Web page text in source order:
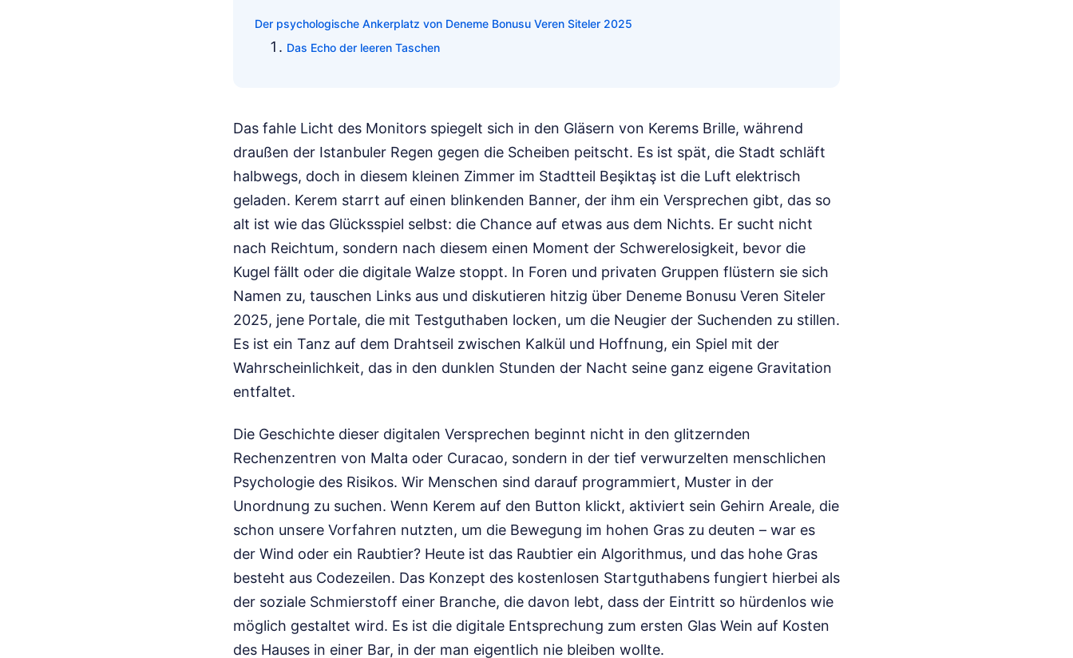
Der psychologische Ankerplatz von Deneme Bonusu Veren Siteler 2025
Das Echo der leeren Taschen
Das fahle Licht des Monitors spiegelt sich in den Gläsern von Kerems Brille, während
draußen der Istanbuler Regen gegen die Scheiben peitscht. Es ist spät, die Stadt schläft
halbwegs, doch in diesem kleinen Zimmer im Stadtteil Beşiktaş ist die Luft elektrisch
geladen. Kerem starrt auf einen blinkenden Banner, der ihm ein Versprechen gibt, das so
alt ist wie das Glücksspiel selbst: die Chance auf etwas aus dem Nichts. Er sucht nicht
nach Reichtum, sondern nach diesem einen Moment der Schwerelosigkeit, bevor die
Kugel fällt oder die digitale Walze stoppt. In Foren und privaten Gruppen flüstern sie sich
Namen zu, tauschen Links aus und diskutieren hitzig über Deneme Bonusu Veren Siteler
2025, jene Portale, die mit Testguthaben locken, um die Neugier der Suchenden zu stillen.
Es ist ein Tanz auf dem Drahtseil zwischen Kalkül und Hoffnung, ein Spiel mit der
Wahrscheinlichkeit, das in den dunklen Stunden der Nacht seine ganz eigene Gravitation
entfaltet.
Die Geschichte dieser digitalen Versprechen beginnt nicht in den glitzernden
Rechenzentren von Malta oder Curacao, sondern in der tief verwurzelten menschlichen
Psychologie des Risikos. Wir Menschen sind darauf programmiert, Muster in der
Unordnung zu suchen. Wenn Kerem auf den Button klickt, aktiviert sein Gehirn Areale, die
schon unsere Vorfahren nutzten, um die Bewegung im hohen Gras zu deuten – war es
der Wind oder ein Raubtier? Heute ist das Raubtier ein Algorithmus, und das hohe Gras
besteht aus Codezeilen. Das Konzept des kostenlosen Startguthabens fungiert hierbei als
der soziale Schmierstoff einer Branche, die davon lebt, dass der Eintritt so hürdenlos wie
möglich gestaltet wird. Es ist die digitale Entsprechung zum ersten Glas Wein auf Kosten
des Hauses in einer Bar, in der man eigentlich nie bleiben wollte.